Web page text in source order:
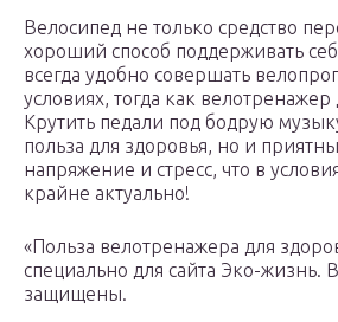
Велосипед не только средство
хороший способ поддерживать
всегда удобно совершать
условиях, тогда как
Крутить педали под бодрую
польза для здоровья, но и
напряжение и стресс, что в
крайне актуально!
«Польза велотренажера для
специально для сайта Эко-жизнь.
защищены.